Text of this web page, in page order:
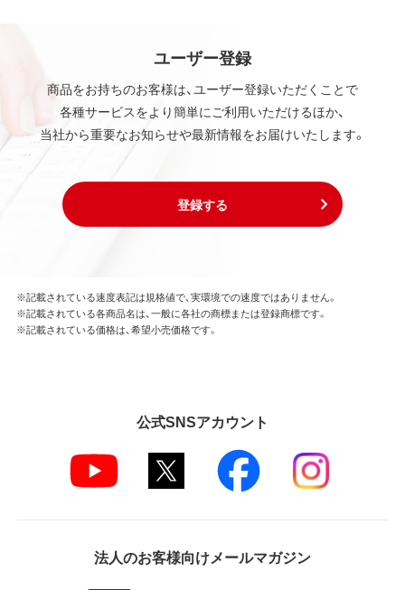
ユーザー登録
商品をお持ちのお客様は、ユーザー登録いただくことで
各種サービスをより簡単にご利用いただけるほか、
当社から重要なお知らせや最新情報をお届けいたします。
登録する
※記載されている速度表記は規格値で、実環境での速度ではありません。
※記載されている各商品名は、一般に各社の商標または登録商標です。
※記載されている価格は、希望小売価格です。
公式SNSアカウント
法人のお客様向けメールマガジン